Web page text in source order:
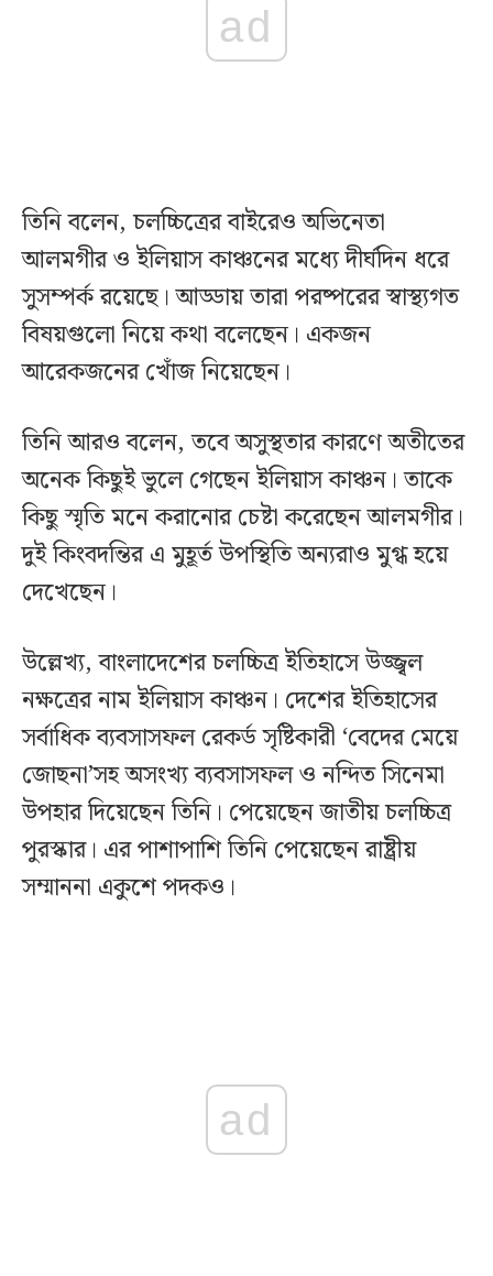
ad
তিনি বলেন, চলচ্চিত্রের বাইরেও অভিনেতা
আলমগীর ও ইলিয়াস কাঞ্চনের মধ্যে দীর্ঘদিন ধরে
সুসম্পর্ক রয়েছে। আড্ডায় তারা পরষ্পরের স্বাস্থ্যগত
বিষয়গুলো নিয়ে কথা বলেছেন। একজন
আরেকজনের খোঁজ নিয়েছেন।
তিনি আরও বলেন, তবে অসুস্থতার কারণে অতীতের
অনেক কিছুই ভুলে গেছেন ইলিয়াস কাঞ্চন। তাকে
কিছু স্মৃতি মনে করানোর চেষ্টা করেছেন আলমগীর।
দুই কিংবদন্তির এ মুহূর্ত উপস্থিতি অন্যরাও মুগ্ধ হয়ে
দেখেছেন।
উল্লেখ্য, বাংলাদেশের চলচ্চিত্র ইতিহাসে উজ্জ্বল
নক্ষত্রের নাম ইলিয়াস কাঞ্চন। দেশের ইতিহাসের
সর্বাধিক ব্যবসাসফল রেকর্ড সৃষ্টিকারী ‘বেদের মেয়ে
জোছনা’সহ অসংখ্য ব্যবসাসফল ও নন্দিত সিনেমা
উপহার দিয়েছেন তিনি। পেয়েছেন জাতীয় চলচ্চিত্র
পুরস্কার। এর পাশাপাশি তিনি পেয়েছেন রাষ্ট্রীয়
সম্মাননা একুশে পদকও।
ad